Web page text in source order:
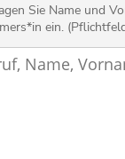
Sie Name und
ein.